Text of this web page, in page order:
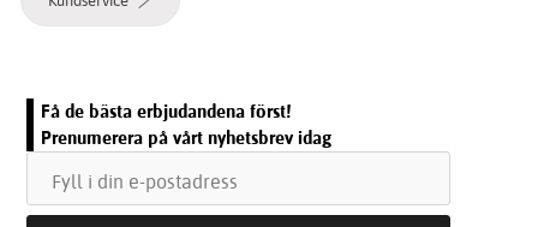
Få de bästa erbjudandena först!
Prenumerera på vårt nyhetsbrev idag